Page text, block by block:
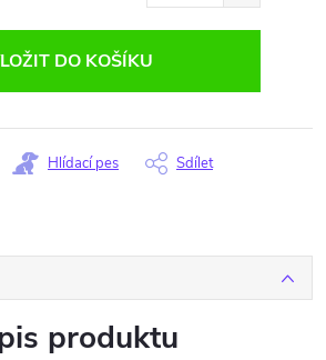
DO KOŠÍKU
Hlídací pes Sdílet
produktu